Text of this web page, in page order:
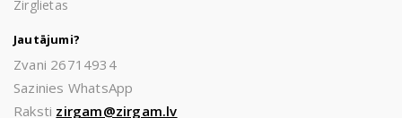
Zirglietas
Jautājumi?
Zvani 26714934
Sazinies WhatsApp
Raksti zirgam@zirgam.lv